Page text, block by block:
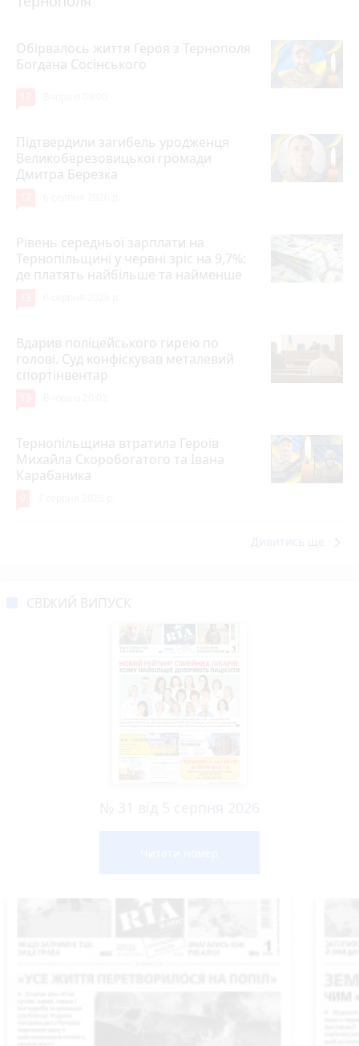
Обірвалось життя Героя з Тернополя
Богдана Сосінського
Підтвердили загибель уродженця
Великоберезовицької громади
Дмитра Березка
Рівень середньої зарплати на
Тернопільщині у червні зріс на 9,7%:
де платять найбільше та найменше
Вдарив поліцейського гирею по
голові. Суд конфіскував металевий
спортінвентар
Тернопільщина втратила Героїв
Михайла Скоробогатого та Івана
Карабаника